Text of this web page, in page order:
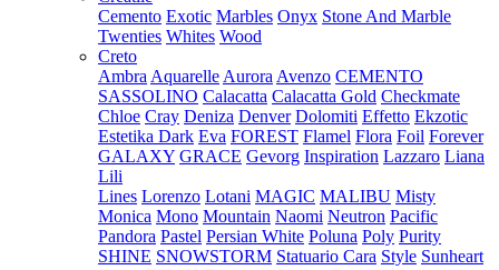
Cemento Exotic Marbles Onyx Stone And Marble
Twenties Whites Wood
Creto
Ambra Aquarelle Aurora Avenzo CEMENTO
SASSOLINO Calacatta Calacatta Gold Checkmate
Chloe Cray Deniza Denver Dolomiti Effetto Ekzotic
Estetika Dark Eva FOREST Flamel Flora Foil Forever
GALAXY GRACE Gevorg Inspiration Lazzaro Liana
Lili
Lines Lorenzo Lotani MAGIC MALIBU Misty
Monica Mono Mountain Naomi Neutron Pacific
Pandora Pastel Persian White Poluna Poly Purity
SHINE SNOWSTORM Statuario Cara Style Sunheart